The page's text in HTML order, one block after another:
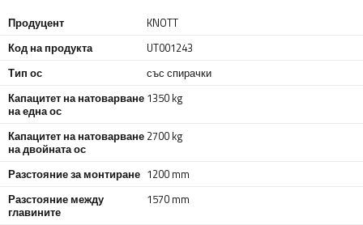
Продуцент
KNOTT
Код на продукта
UT001243
Тип ос
със спирачки
Капацитет на натоварване
на една ос
1350 kg
Капацитет на натоварване
на двойната ос
2700 kg
Разстояние за монтиране 1200 mm
Разстояние между
главините
1570 mm